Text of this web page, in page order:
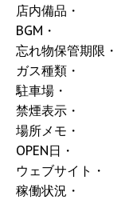
店内備品・
BGM・
忘れ物保管期限・
ガス種類・
駐車場・
禁煙表示・
場所メモ・
OPEN日・
ウェブサイト・
稼働状況・